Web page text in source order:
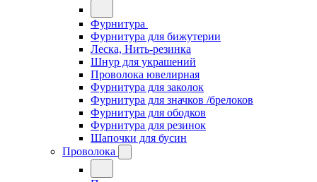
Фурнитура
Фурнитура для бижутерии
Леска, Нить-резинка
Шнур для украшений
Проволока ювелирная
Фурнитура для заколок
Фурнитура для значков /брелоков
Фурнитура для ободков
Фурнитура для резинок
Шапочки для бусин
Проволока